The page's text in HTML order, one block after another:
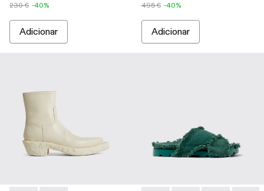
230 € -40%
Adicionar
495 € -40%
Adicionar